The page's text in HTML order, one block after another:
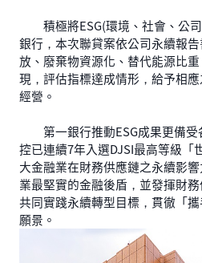
積極將ESG(環境、社會、公
銀行，本次聯貸案依公司永續報
放、廢棄物資源化、替代能源比
現，評估指標達成情形，給予相
經營。
第一銀行推動ESG成果更備受
控已連續7年入選DJSI最高等級「
大金融業在財務供應鏈之永續影
業最堅實的金融後盾，並發揮財
共同實踐永續轉型目標，貫徹「
願景。